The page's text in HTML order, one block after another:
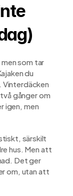
som tar
du
Vinterdäcken
gånger om
igen, men
särskilt
hus. Men att
Det ger
om, utan att